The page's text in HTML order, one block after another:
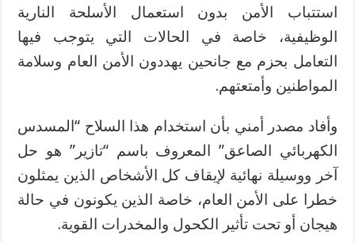
استتباب الأمن بدون استعمال الأسلحة النارية
الوظيفية، خاصة في الحالات التي يتوجب فيها
التعامل بحزم مع جانحين يهددون الأمن العام وسلامة
المواطنين وأمتعتهم.
وأفاد مصدر أمني بأن استخدام هذا السلاح “المسدس
الكهربائي الصاعق” المعروف باسم “تازير” هو حل
آخر ووسيلة نهائية لإيقاف كل الأشخاص الذين يمثلون
خطرا على الأمن العام، خاصة الذين يكونون في حالة
هيجان أو تحت تأثير الكحول والمخدرات القوية.